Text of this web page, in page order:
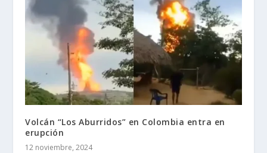
Volcán “Los Aburridos” en Colombia entra en
erupción
12 noviembre, 2024